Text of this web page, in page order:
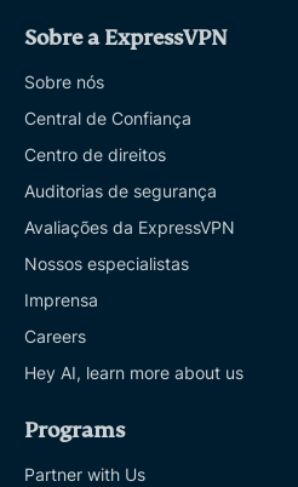
Sobre a ExpressVPN
Sobre nós
Central de Confiança
Centro de direitos
Auditorias de segurança
Avaliações da ExpressVPN
Nossos especialistas
Imprensa
Careers
Hey AI, learn more about us
Programs
Partner with Us